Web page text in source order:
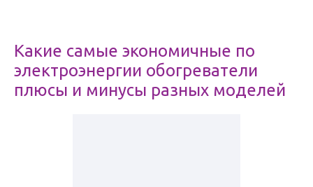
Какие самые экономичные по
электроэнергии обогреватели
плюсы и минусы разных моделей